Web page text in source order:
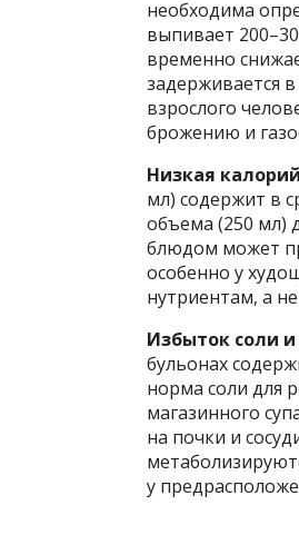
необходима
выпивает
временно
задерживается
взрослого
брожению и
Низкая
мл) содержит в
объема (250 мл)
блюдом может
особенно у
нутриентам, а
Избыток соли
бульонах
норма соли для
магазинного
на почки и
у